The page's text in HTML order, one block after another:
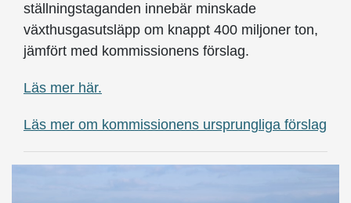
ställningstaganden innebär minskade
växthusgasutsläpp om knappt 400 miljoner ton,
jämfört med kommissionens förslag.
Läs mer här.
Läs mer om kommissionens ursprungliga förslag